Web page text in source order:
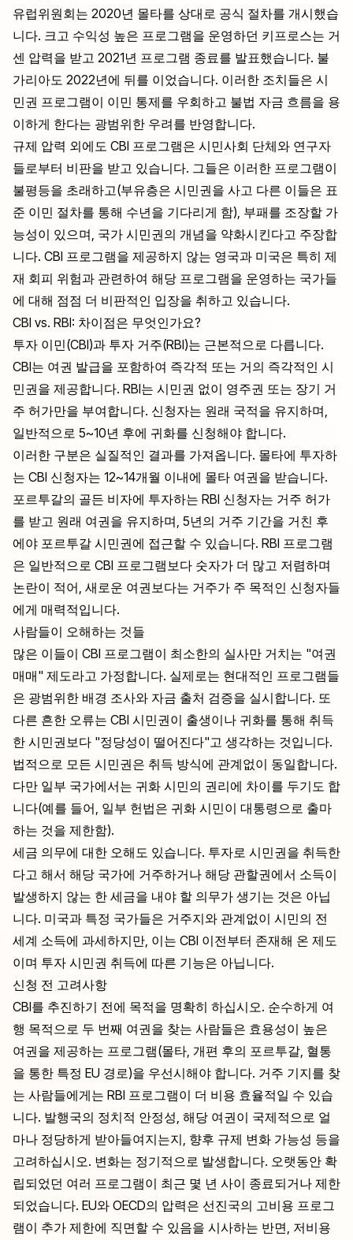
유럽위원회는 2020년 몰타를 상대로 공식 절차를 개시했습
니다. 크고 수익성 높은 프로그램을 운영하던 키프로스는 거
센 압력을 받고 2021년 프로그램 종료를 발표했습니다. 불
가리아도 2022년에 뒤를 이었습니다. 이러한 조치들은 시
민권 프로그램이 이민 통제를 우회하고 불법 자금 흐름을 용
이하게 한다는 광범위한 우려를 반영합니다.
규제 압력 외에도 CBI 프로그램은 시민사회 단체와 연구자
들로부터 비판을 받고 있습니다. 그들은 이러한 프로그램이
불평등을 초래하고(부유층은 시민권을 사고 다른 이들은 표
준 이민 절차를 통해 수년을 기다리게 함), 부패를 조장할 가
능성이 있으며, 국가 시민권의 개념을 약화시킨다고 주장합
니다. CBI 프로그램을 제공하지 않는 영국과 미국은 특히 제
재 회피 위험과 관련하여 해당 프로그램을 운영하는 국가들
에 대해 점점 더 비판적인 입장을 취하고 있습니다.
CBI vs. RBI: 차이점은 무엇인가요?
투자 이민(CBI)과 투자 거주(RBI)는 근본적으로 다릅니다.
CBI는 여권 발급을 포함하여 즉각적 또는 거의 즉각적인 시
민권을 제공합니다. RBI는 시민권 없이 영주권 또는 장기 거
주 허가만을 부여합니다. 신청자는 원래 국적을 유지하며,
일반적으로 5~10년 후에 귀화를 신청해야 합니다.
이러한 구분은 실질적인 결과를 가져옵니다. 몰타에 투자하
는 CBI 신청자는 12~14개월 이내에 몰타 여권을 받습니다.
포르투갈의 골든 비자에 투자하는 RBI 신청자는 거주 허가
를 받고 원래 여권을 유지하며, 5년의 거주 기간을 거친 후
에야 포르투갈 시민권에 접근할 수 있습니다. RBI 프로그램
은 일반적으로 CBI 프로그램보다 숫자가 더 많고 저렴하며
논란이 적어, 새로운 여권보다는 거주가 주 목적인 신청자들
에게 매력적입니다.
사람들이 오해하는 것들
많은 이들이 CBI 프로그램이 최소한의 실사만 거치는 "여권
매매" 제도라고 가정합니다. 실제로는 현대적인 프로그램들
은 광범위한 배경 조사와 자금 출처 검증을 실시합니다. 또
다른 흔한 오류는 CBI 시민권이 출생이나 귀화를 통해 취득
한 시민권보다 "정당성이 떨어진다"고 생각하는 것입니다.
법적으로 모든 시민권은 취득 방식에 관계없이 동일합니다.
다만 일부 국가에서는 귀화 시민의 권리에 차이를 두기도 합
니다(예를 들어, 일부 헌법은 귀화 시민이 대통령으로 출마
하는 것을 제한함).
세금 의무에 대한 오해도 있습니다. 투자로 시민권을 취득한
다고 해서 해당 국가에 거주하거나 해당 관할권에서 소득이
발생하지 않는 한 세금을 내야 할 의무가 생기는 것은 아닙
니다. 미국과 특정 국가들은 거주지와 관계없이 시민의 전
세계 소득에 과세하지만, 이는 CBI 이전부터 존재해 온 제도
이며 투자 시민권 취득에 따른 기능은 아닙니다.
신청 전 고려사항
CBI를 추진하기 전에 목적을 명확히 하십시오. 순수하게 여
행 목적으로 두 번째 여권을 찾는 사람들은 효용성이 높은
여권을 제공하는 프로그램(몰타, 개편 후의 포르투갈, 혈통
을 통한 특정 EU 경로)을 우선시해야 합니다. 거주 기지를 찾
는 사람들에게는 RBI 프로그램이 더 비용 효율적일 수 있습
니다. 발행국의 정치적 안정성, 해당 여권이 국제적으로 얼
마나 정당하게 받아들여지는지, 향후 규제 변화 가능성 등을
고려하십시오. 변화는 정기적으로 발생합니다. 오랫동안 확
립되었던 여러 프로그램이 최근 몇 년 사이 종료되거나 제한
되었습니다. EU와 OECD의 압력은 선진국의 고비용 프로그
램이 추가 제한에 직면할 수 있음을 시사하는 반면, 저비용